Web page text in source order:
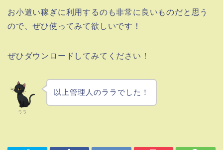
お小遣い稼ぎに利用するのも非常に良いものだと思う
ので、ぜひ使ってみて欲しいです！
ぜひダウンロードしてみてください！
ララ
以上管理人のララでした！